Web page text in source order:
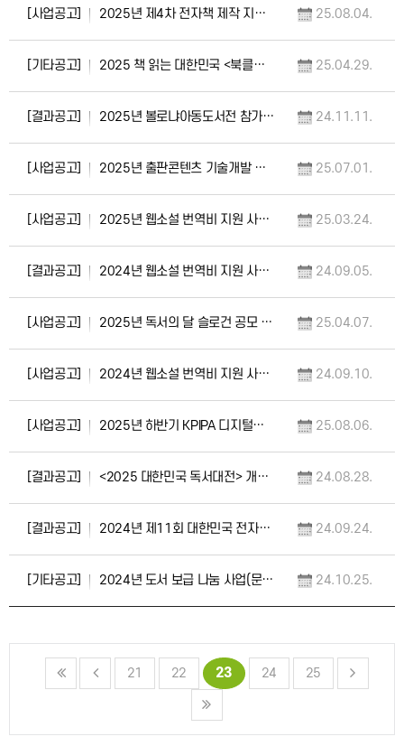
[사업공고] 2025년 제4차 전자책 제작 지원 사업 공고 25.08.04.
[기타공고] 2025 책 읽는 대한민국 <북클럽> 참여자 모집 안내 25.04.29.
[결과공고] 2025년 볼로냐아동도서전 참가사 및 위탁도서 선정 결과 공고 24.11.11.
[사업공고] 2025년 출판콘텐츠 기술개발 지원 사업(신규과제) 공고 25.07.01.
[사업공고] 2025년 웹소설 번역비 지원 사업 공고 25.03.24.
[결과공고] 2024년 웹소설 번역비 지원 사업 선정 결과 공고 및 향후 일정 안내 24.09.05.
[사업공고] 2025년 독서의 달 슬로건 공모 안내(4.7.~5.1.) 25.04.07.
[사업공고] 2024년 웹소설 번역비 지원 사업 2차 모집 공고 24.09.10.
[사업공고] 2025년 하반기 KPIPA 디지털북센터 교육생 모집 공고 25.08.06.
[결과공고] <2025 대한민국 독서대전> 개최 지자체 최종 선정 결과 공고 24.08.28.
[결과공고] 2024년 제11회 대한민국 전자출판 대상 선정 결과 공고 24.09.24.
[기타공고] 2024년 도서 보급 나눔 사업(문학나눔, 세종도서) 향후 일정(안) 공고 24.10.25.
21 22 23 24 25